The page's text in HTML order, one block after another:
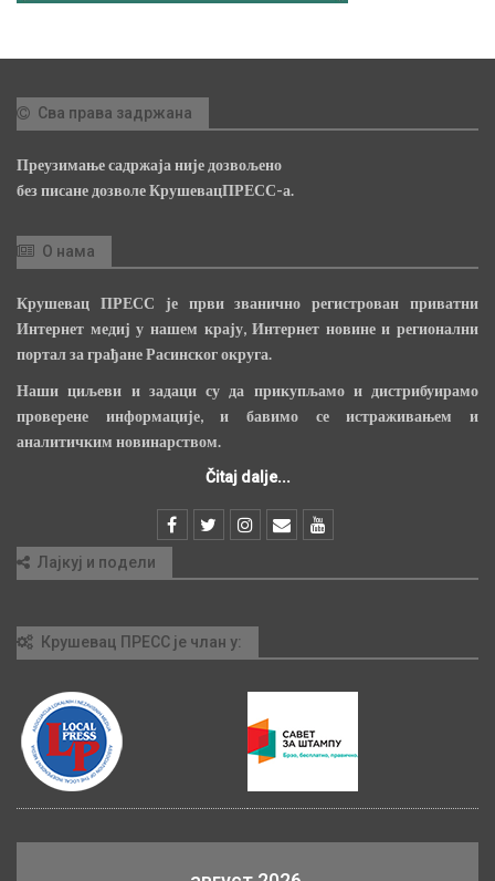
Сва права задржана
Преузимање садржаја није дозвољено
без писане дозволе КрушевацПРЕСС-а.
О нама
Крушевац ПРЕСС је први званично регистрован приватни
Интернет медиј у нашем крају, Интернет новине и регионални
портал за грађане Расинског округа.
Наши циљеви и задаци су да прикупљамо и дистрибуирамо
проверене информације, и бавимо се истраживањем и
аналитичким новинарством.
Čitaj dalje...
Лајкуј и подели
Крушевац ПРЕСС је члан у: